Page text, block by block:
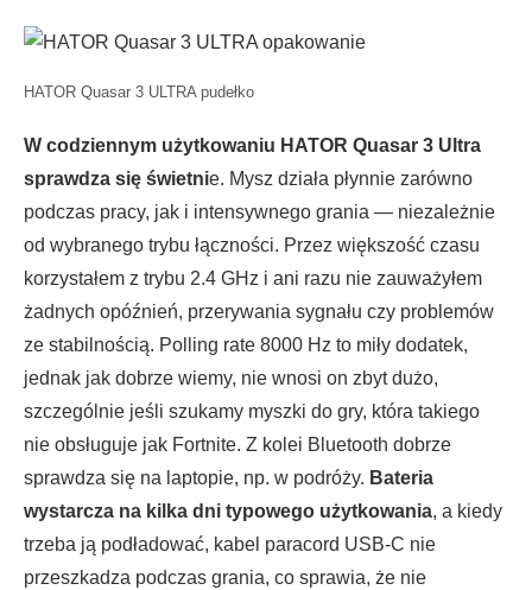
HATOR Quasar 3 ULTRA pudełko
W codziennym użytkowaniu HATOR Quasar 3 Ultra
sprawdza się świetnie. Mysz działa płynnie zarówno
podczas pracy, jak i intensywnego grania — niezależnie
od wybranego trybu łączności. Przez większość czasu
korzystałem z trybu 2.4 GHz i ani razu nie zauważyłem
żadnych opóźnień, przerywania sygnału czy problemów
ze stabilnością. Polling rate 8000 Hz to miły dodatek,
jednak jak dobrze wiemy, nie wnosi on zbyt dużo,
szczególnie jeśli szukamy myszki do gry, która takiego
nie obsługuje jak Fortnite. Z kolei Bluetooth dobrze
sprawdza się na laptopie, np. w podróży. Bateria
wystarcza na kilka dni typowego użytkowania, a kiedy
trzeba ją podładować, kabel paracord USB-C nie
przeszkadza podczas grania, co sprawia, że nie